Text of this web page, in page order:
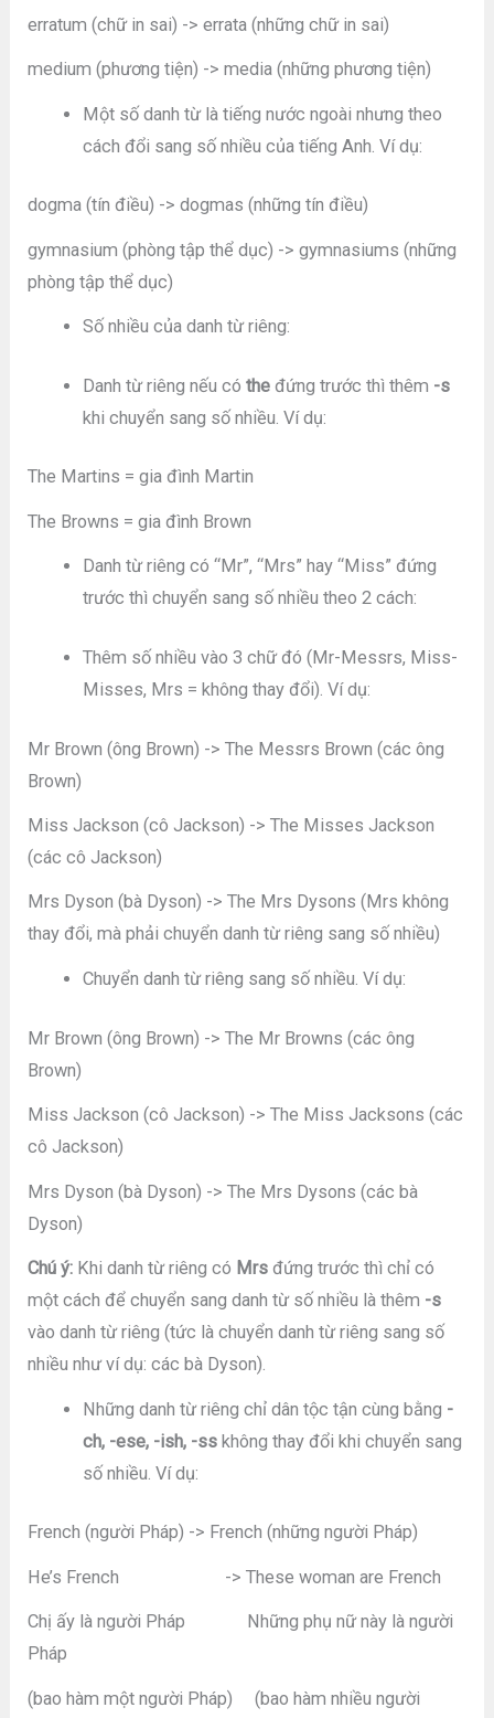
erratum (chữ in sai) -> errata (những chữ in sai)
medium (phương tiện) -> media (những phương tiện)
Một số danh từ là tiếng nước ngoài nhưng theo
cách đổi sang số nhiều của tiếng Anh. Ví dụ:
dogma (tín điều) -> dogmas (những tín điều)
gymnasium (phòng tập thể dục) -> gymnasiums (những
phòng tập thể dục)
Số nhiều của danh từ riêng:
Danh từ riêng nếu có the đứng trước thì thêm -s
khi chuyển sang số nhiều. Ví dụ:
The Martins = gia đình Martin
The Browns = gia đình Brown
Danh từ riêng có “Mr”, “Mrs” hay “Miss” đứng
trước thì chuyển sang số nhiều theo 2 cách:
Thêm số nhiều vào 3 chữ đó (Mr-Messrs, Miss-
Misses, Mrs = không thay đổi). Ví dụ:
Mr Brown (ông Brown) -> The Messrs Brown (các ông
Brown)
Miss Jackson (cô Jackson) -> The Misses Jackson
(các cô Jackson)
Mrs Dyson (bà Dyson) -> The Mrs Dysons (Mrs không
thay đổi, mà phải chuyển danh từ riêng sang số nhiều)
Chuyển danh từ riêng sang số nhiều. Ví dụ:
Mr Brown (ông Brown) -> The Mr Browns (các ông
Brown)
Miss Jackson (cô Jackson) -> The Miss Jacksons (các
cô Jackson)
Mrs Dyson (bà Dyson) -> The Mrs Dysons (các bà
Dyson)
Chú ý: Khi danh từ riêng có Mrsđứng trước thì chỉ có
một cách để chuyển sang danh từ số nhiều là thêm -s
vào danh từ riêng (tức là chuyển danh từ riêng sang số
nhiều như ví dụ: các bà Dyson).
Những danh từ riêng chỉ dân tộc tận cùng bằng -
ch, -ese, -ish, -ss không thay đổi khi chuyển sang
số nhiều. Ví dụ:
French (người Pháp) -> French (những người Pháp)
He’s French -> These woman are French
Chị ấy là người Pháp Những phụ nữ này là người
Pháp
(bao hàm một người Pháp) (bao hàm nhiều người